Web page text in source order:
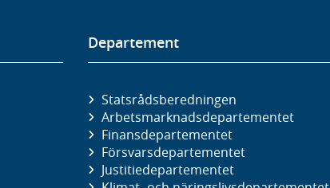
Departement
Statsrådsberedningen
Arbetsmarknads­departementet
Finans­departementet
Försvars­departementet
Justitie­departementet